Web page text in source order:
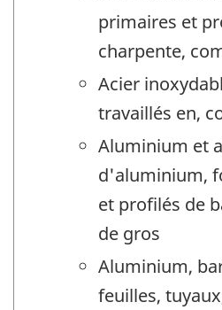
primaires et
charpente,
Acier
travaillés en,
Aluminium et
d'aluminium,
et profilés de
de gros
Aluminium,
feuilles,